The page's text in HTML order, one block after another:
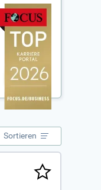
Sortieren